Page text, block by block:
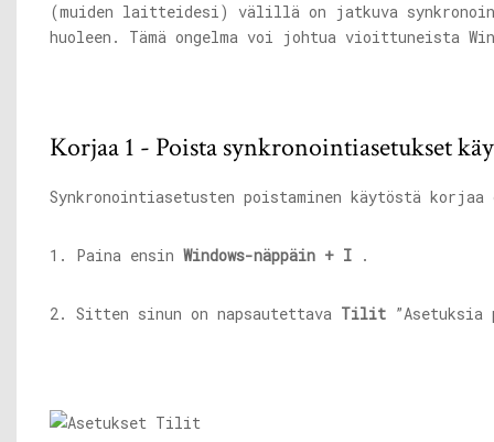
(muiden laitteidesi) välillä on jatkuva
huoleen. Tämä ongelma voi johtua vioittuneista
Korjaa 1 - Poista synkronointiasetukset
Synkronointiasetusten poistaminen käytöstä
1. Paina ensin Windows-näppäin + I .
2. Sitten sinun on napsautettava Tilit